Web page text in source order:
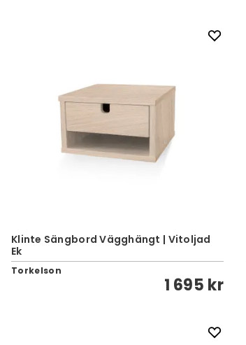
Klinte Sängbord Vägghängt | Vitoljad
Ek
Torkelson
1 695 kr